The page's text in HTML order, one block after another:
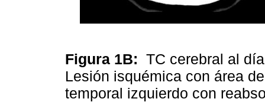
Figura 1B: TC cerebral al
Lesión isquémica con área
temporal izquierdo con